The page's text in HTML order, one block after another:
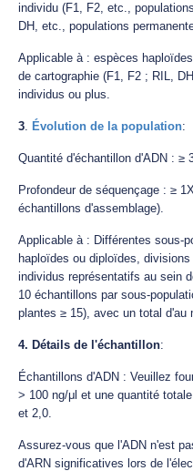
individu (F1, F2, etc.,
DH, etc., populations
Applicable à : espèces
de cartographie (F1, F2 ; RIL,
individus ou plus.
3. Évolution de la population:
Quantité d'échantillon d'ADN : ≥
Profondeur de séquençage : ≥
échantillons d'assemblage).
Applicable à : Différentes sous-
haploïdes ou diploïdes,
individus représentatifs au sein
10 échantillons par sous-
plantes ≥ 15), avec un total d'au
4. Détails de l'échantillon:
Échantillons d'ADN : Veuillez
> 100 ng/μl et une quantité
et 2,0.
Assurez-vous que l'ADN n'est
d'ARN significatives lors de